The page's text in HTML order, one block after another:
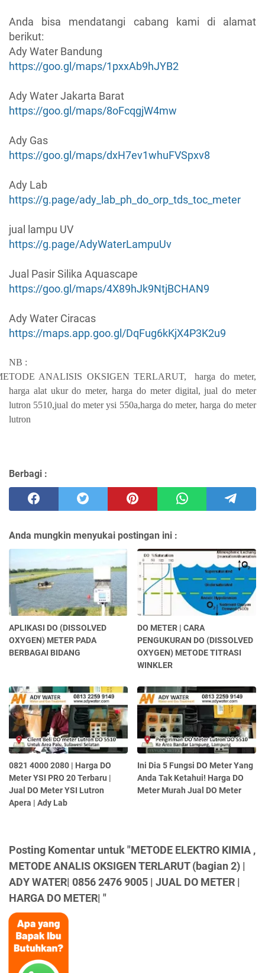
Anda bisa mendatangi cabang kami di alamat
berikut:
Ady Water Bandung
https://goo.gl/maps/1pxxAb9hJYB2
Ady Water Jakarta Barat
https://goo.gl/maps/8oFcqgjW4mw
Ady Gas
https://goo.gl/maps/dxH7ev1whuFVSpxv8
Ady Lab
https://g.page/ady_lab_ph_do_orp_tds_toc_meter
jual lampu UV
https://g.page/AdyWaterLampuUv
Jual Pasir Silika Aquascape
https://goo.gl/maps/4X89hJk9NtjBCHAN9
Ady Water Ciracas
https://maps.app.goo.gl/DqFug6kKjX4P3K2u9
NB :
ANALISIS OKSIGEN TERLARUT, harga do meter,
harga alat ukur do meter, harga do meter digital, jual do meter
lutron 5510,jual do meter ysi 550a,harga do meter, harga do meter
lutron
Berbagi :
Anda mungkin menyukai postingan ini :
APLIKASI DO (DISSOLVED
OXYGEN) METER PADA
BERBAGAI BIDANG
DO METER | CARA
PENGUKURAN DO (DISSOLVED
OXYGEN) METODE TITRASI
WINKLER
0821 4000 2080 | Harga DO
Meter YSI PRO 20 Terbaru |
Jual DO Meter YSI Lutron
Apera | Ady Lab
Ini Dia 5 Fungsi DO Meter Yang
Anda Tak Ketahui! Harga DO
Meter Murah Jual DO Meter
Posting Komentar untuk "METODE ELEKTRO KIMIA ,
METODE ANALIS OKSIGEN TERLARUT (bagian 2) |
ADY WATER| 0856 2476 9005 | JUAL DO METER |
HARGA DO METER| "